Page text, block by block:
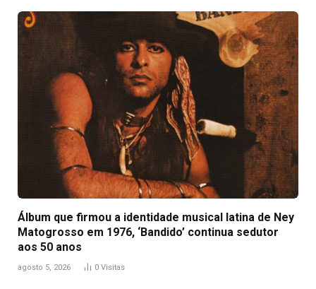
Álbum que firmou a identidade musical latina de Ney
Matogrosso em 1976, ‘Bandido’ continua sedutor
aos 50 anos
agosto 5, 2026 0 Visitas